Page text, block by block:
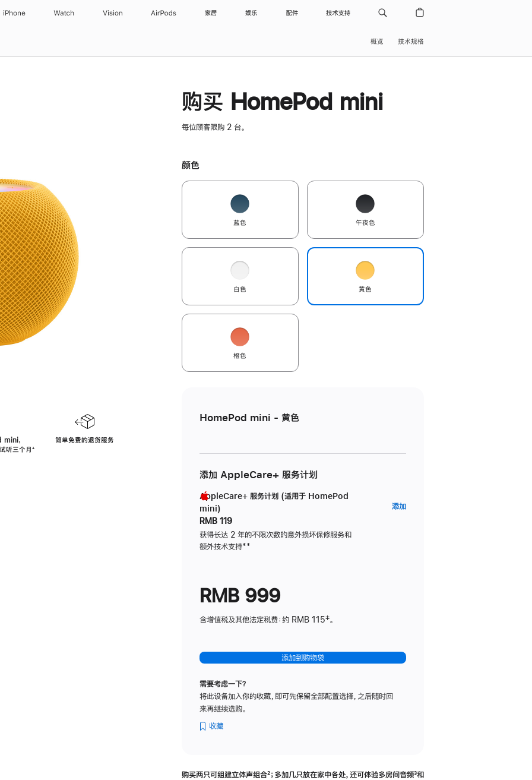
iPhone Watch Vision AirPods 家居 娱乐 配件 技术支持
概览 技术规格
，
听三个月脚
⁺
简单免费的退货服务
购买 HomePod mini
每位顾客限购 2 台。
颜色
蓝色 午夜色
白色 黄色
橙色
HomePod mini - 黄色
添加 AppleCare+ 服务计划
AppleCare+ 服务计划 (适用于 HomePod
mini)
RMB 119
获得长达 2 年的不限次数的意外损坏保修服务和
额外技术支持脚
**
添加AppleCare+
RMB 999
含增值税及其他法定税费：约 RMB 115‡。
添加到购物袋
需要考虑一下？
将此设备加入你的收藏，即可先保留全部配置选择，之后随时回
来再继续选购。
收藏
购买两只可组建立体声组合脚
²；多加几只放在家中各处，还可体验多‍房‍间音频脚
³和